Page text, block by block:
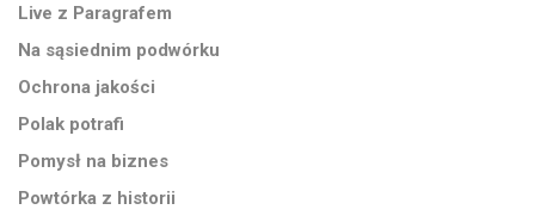
Live z Paragrafem
Na sąsiednim podwórku
Ochrona jakości
Polak potrafi
Pomysł na biznes
Powtórka z historii